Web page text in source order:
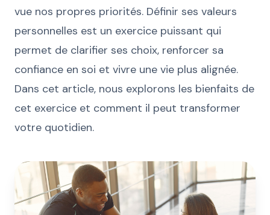
vue nos propres priorités. Définir ses valeurs
personnelles est un exercice puissant qui
permet de clarifier ses choix, renforcer sa
confiance en soi et vivre une vie plus alignée.
Dans cet article, nous explorons les bienfaits de
cet exercice et comment il peut transformer
votre quotidien.